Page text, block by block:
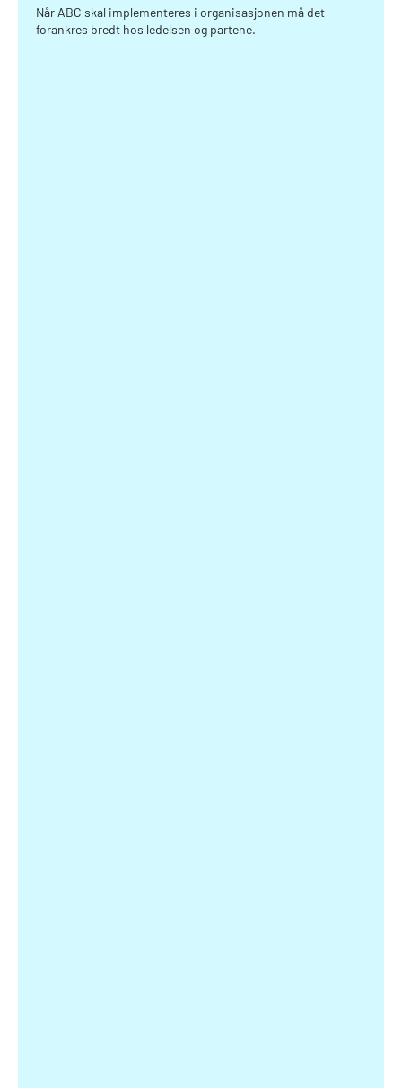
Når ABC skal implementeres i organisasjonen må det
forankres bredt hos ledelsen og partene.‍